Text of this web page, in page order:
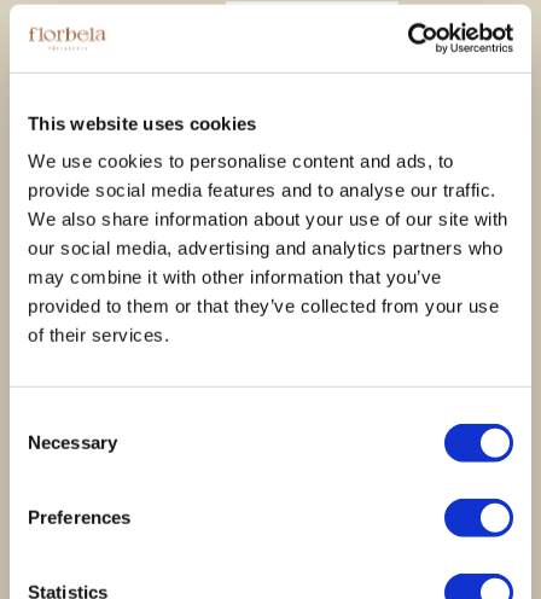
This website uses cookies
We use cookies to personalise content and ads, to
provide social media features and to analyse our traffic.
We also share information about your use of our site with
our social media, advertising and analytics partners who
may combine it with other information that you’ve
provided to them or that they’ve collected from your use
of their services.
Selection
Necessary
Preferences
Statistics
A sua classificação
A sua avaliação sobre o produto*
Nome
Email*
navegador para a próxima vez que eu comentar.